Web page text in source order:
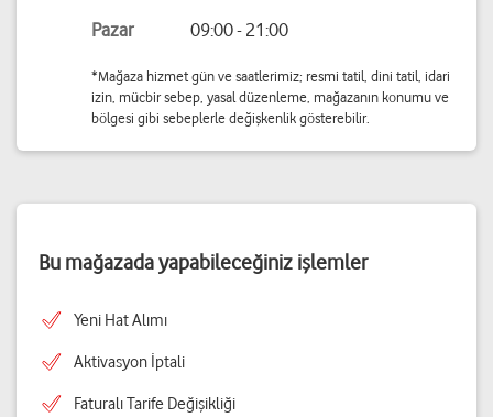
Pazar
09:00 - 21:00
*Mağaza hizmet gün ve saatlerimiz; resmi tatil, dini tatil, idari
izin, mücbir sebep, yasal düzenleme, mağazanın konumu ve
bölgesi gibi sebeplerle değişkenlik gösterebilir.
Bu mağazada yapabileceğiniz işlemler
Yeni Hat Alımı
Aktivasyon İptali
Faturalı Tarife Değişikliği